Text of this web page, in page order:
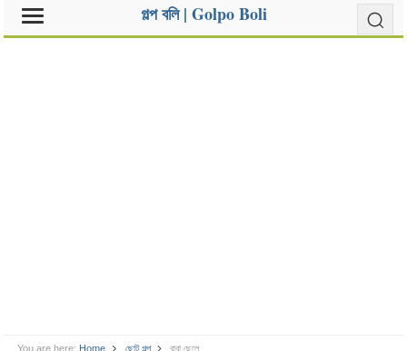
গল্প বলি | Golpo Boli
You are here: Home ছোট গল্প বাবা ছেলে